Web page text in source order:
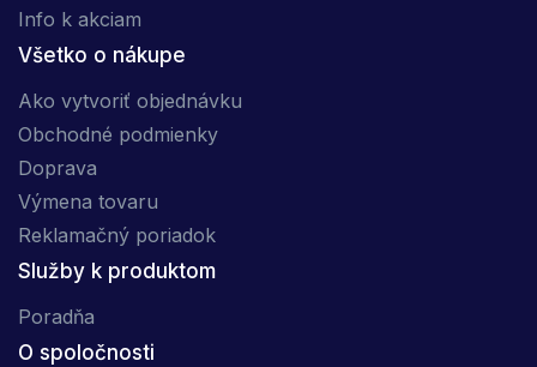
Info k akciam
Všetko o nákupe
Ako vytvoriť objednávku
Obchodné podmienky
Doprava
Výmena tovaru
Reklamačný poriadok
Služby k produktom
Poradňa
O spoločnosti